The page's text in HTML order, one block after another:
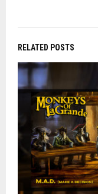
RELATED POSTS